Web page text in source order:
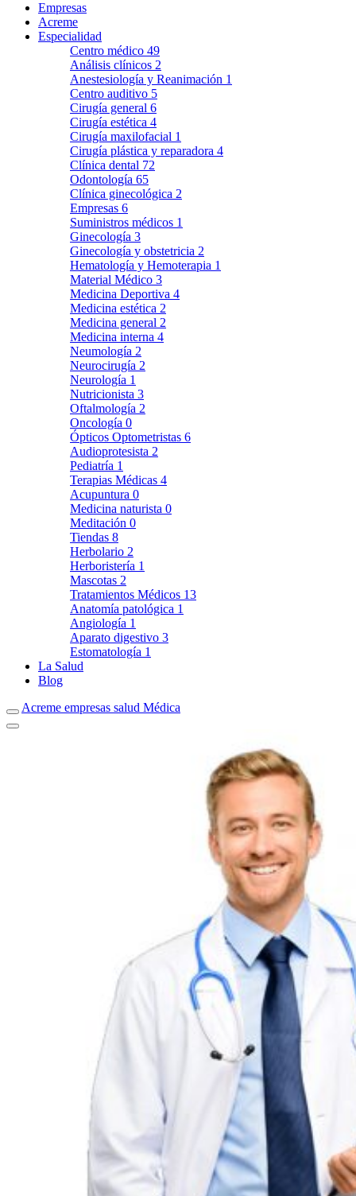
Empresas
Acreme
Especialidad
Centro médico 49
Análisis clínicos 2
Anestesiología y Reanimación 1
Centro auditivo 5
Cirugía general 6
Cirugía estética 4
Cirugía maxilofacial 1
Cirugía plástica y reparadora 4
Clínica dental 72
Odontología 65
Clínica ginecológica 2
Empresas 6
Suministros médicos 1
Ginecología 3
Ginecología y obstetricia 2
Hematología y Hemoterapia 1
Material Médico 3
Medicina Deportiva 4
Medicina estética 2
Medicina general 2
Medicina interna 4
Neumología 2
Neurocirugía 2
Neurología 1
Nutricionista 3
Oftalmología 2
Oncología 0
Ópticos Optometristas 6
Audioprotesista 2
Pediatría 1
Terapias Médicas 4
Acupuntura 0
Medicina naturista 0
Meditación 0
Tiendas 8
Herbolario 2
Herboristería 1
Mascotas 2
Tratamientos Médicos 13
Anatomía patológica 1
Angiología 1
Aparato digestivo 3
Estomatología 1
La Salud
Blog
Acreme empresas salud Médica